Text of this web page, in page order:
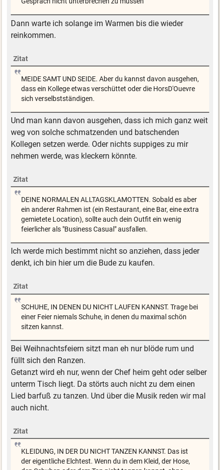
Dann warte ich solange im Warmen bis die wieder
reinkommen.
Zitat
MEIDE SAMT UND SEIDE. Aber du kannst davon ausgehen,
dass ein Kollege etwas verschüttet oder die HorsD'Ouevre
sich verselbstständigen.
Und man kann davon ausgehen, dass ich mich ganz weit
weg von solche schmatzenden und batschenden
Kollegen setzen werde. Oder nichts suppiges zu mir
nehmen werde, was kleckern könnte.
Zitat
DEINE NORMALEN ALLTAGSKLAMOTTEN. Sobald es aber
ein anderer Rahmen ist (ein Restaurant, eine Bar, eine extra
gemietete Location), sollte auch dein Outfit ein wenig
feierlicher als "Business Casual" ausfallen.
Ich werde mich bestimmt nicht so anziehen, dass jeder
denkt, ich bin hier um die Bude zu kaufen.
Zitat
SCHUHE, IN DENEN DU NICHT LAUFEN KANNST. Trage bei
einer Feier niemals Schuhe, in denen du maximal schön
sitzen kannst.
Bei Weihnachtsfeiern sitzt man eh nur blöde rum und
füllt sich den Ranzen.
Getanzt wird eh nur, wenn der Chef heim geht oder selber
unterm Tisch liegt. Da störts auch nicht zu dem einen
Lied barfuß zu tanzen. Und über die Musik reden wir mal
auch nicht.
Zitat
KLEIDUNG, IN DER DU NICHT TANZEN KANNST. Das ist
der eigentliche Elchtest. Wenn du in dem Kleid, der Hose,